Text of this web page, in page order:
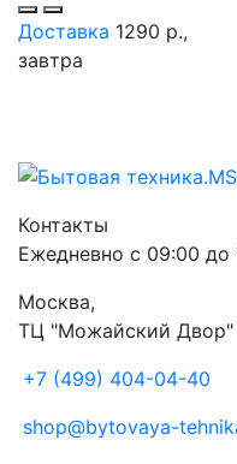
Доставка 1290 р.,
завтра
Контакты
Ежедневно с 09:00 до
Москва,
ТЦ "Можайский Двор"
+7 (499) 404-04-40
shop@bytovaya-